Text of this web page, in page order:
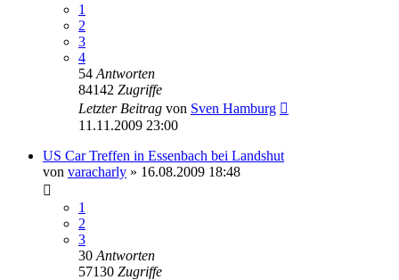
1
2
3
4
54 Antworten
84142 Zugriffe
Letzter Beitrag von Sven Hamburg
11.11.2009 23:00
US Car Treffen in Essenbach bei Landshut
von varacharly » 16.08.2009 18:48
1
2
3
30 Antworten
57130 Zugriffe